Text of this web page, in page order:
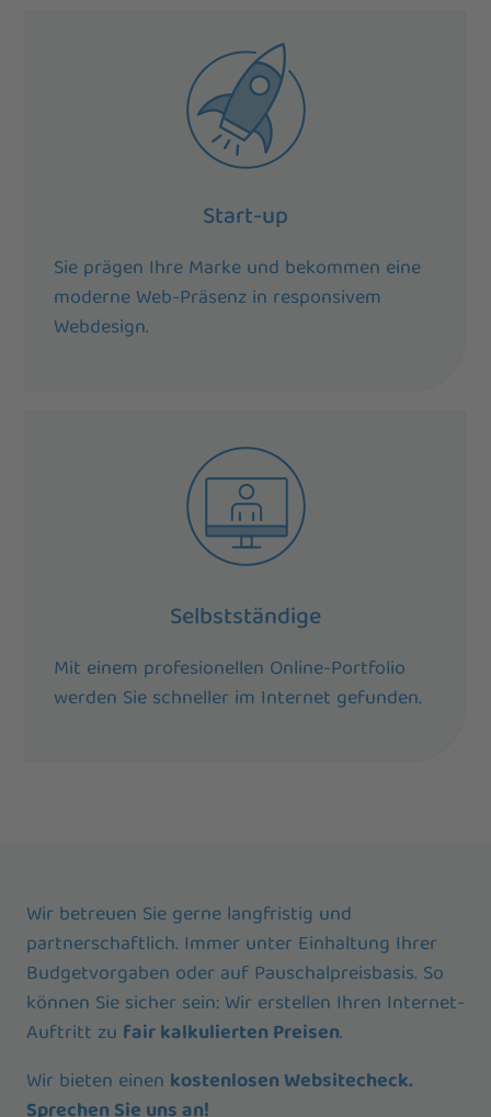
Start-up
Sie prägen Ihre Marke und bekommen eine
moderne Web-Präsenz in responsivem
Webdesign.
Selbstständige
Mit einem profesionellen Online-Portfolio
werden Sie schneller im Internet gefunden.
Wir betreuen Sie gerne langfristig und
partnerschaftlich. Immer unter Einhaltung Ihrer
Budgetvorgaben oder auf Pauschalpreisbasis. So
können Sie sicher sein: Wir erstellen Ihren Internet-
Auftritt zu fair kalkulierten Preisen.
Wir bieten einen kostenlosen Websitecheck.